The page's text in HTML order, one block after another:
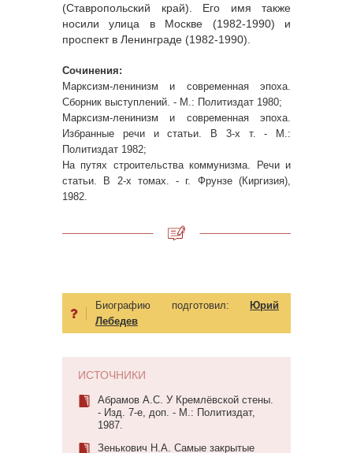
(Ставропольский край). Его имя также
носили улица в Москве (1982-1990) и
проспект в Ленинграде (1982-1990).
Сочинения:
Марксизм-ленинизм и современная эпоха.
Сборник выступлений. - М.: Политиздат 1980;
Марксизм-ленинизм и современная эпоха.
Избранные речи и статьи. В 3-х т. - М.:
Политиздат 1982;
На путях строительства коммунизма. Речи и
статьи. В 2-х томах. - г. Фрунзе (Киргизия),
1982.
Биографию подготовил:
Юрий
Лебедев
ИСТОЧНИКИ
Абрамов А.С. У Кремлёвской стены.
- Изд. 7-е, доп. - М.: Политиздат,
1987.
Зенькович Н.А. Самые закрытые